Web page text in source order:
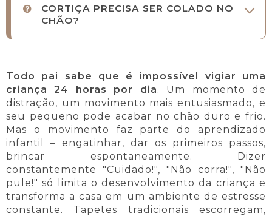
CORTIÇA PRECISA SER COLADO NO
CHÃO?
Todo pai sabe que é impossível vigiar uma
criança 24 horas por dia. Um momento de
distração, um movimento mais entusiasmado, e
seu pequeno pode acabar no chão duro e frio.
Mas o movimento faz parte do aprendizado
infantil – engatinhar, dar os primeiros passos,
brincar espontaneamente. Dizer
constantemente "Cuidado!", "Não corra!", "Não
pule!" só limita o desenvolvimento da criança e
transforma a casa em um ambiente de estresse
constante. Tapetes tradicionais escorregam,